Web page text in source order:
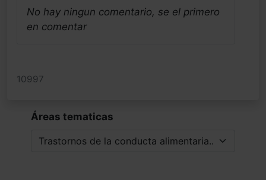
No hay ningun comentario, se el primero
en comentar
10997
Áreas tematicas